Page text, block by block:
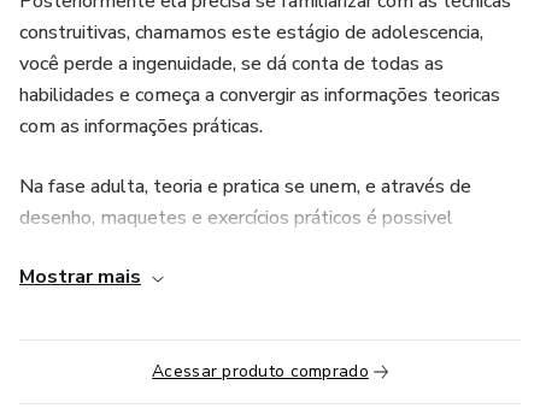
construitivas, chamamos este estágio de adolescencia,
você perde a ingenuidade, se dá conta de todas as
habilidades e começa a convergir as informações teoricas
com as informações práticas.
Na fase adulta, teoria e pratica se unem, e através de
desenho, maquetes e exercícios práticos é possivel
habilidade. Neste momento também questões financeiras
venda, além da apresentação profissional do trabalho
visando a geração de renda.
Mostrar mais
Acessar produto comprado